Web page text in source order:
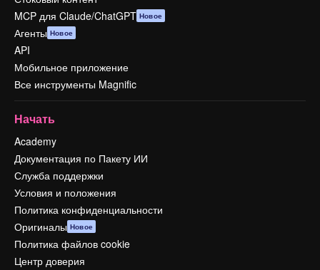
MCP для Claude/ChatGPT Новое
Агенты Новое
API
Мобильное приложение
Все инструменты Magnific
Начать
Academy
Документация по Пакету ИИ
Служба поддержки
Условия и положения
Политика конфиденциальности
Оригиналы Новое
Политика файлов cookie
Центр доверия